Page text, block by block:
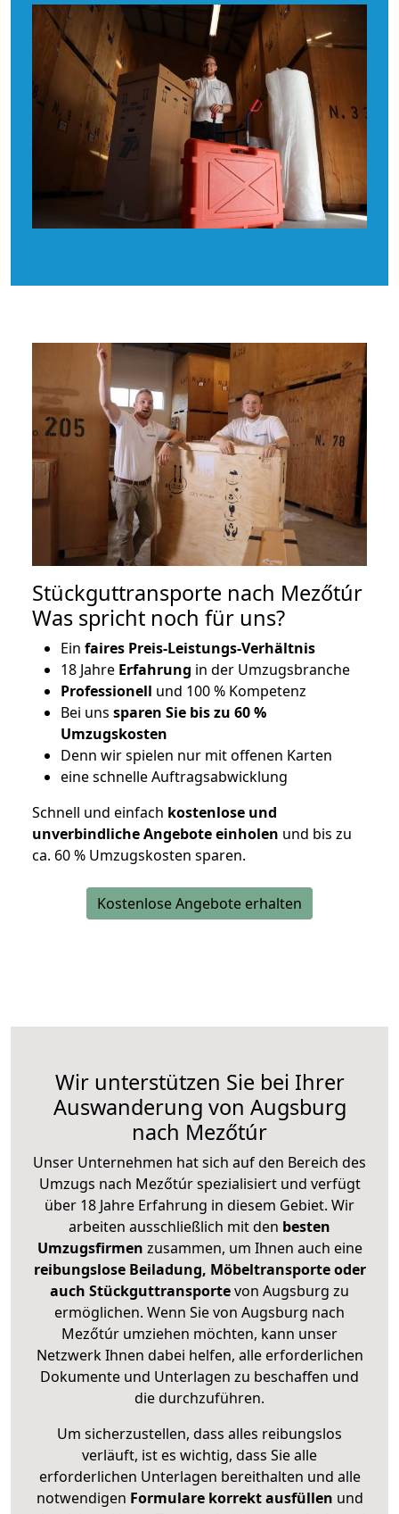
Stückguttransporte nach Mezőtúr
Was spricht noch für uns?
Ein faires Preis-Leistungs-Verhältnis
18 Jahre Erfahrung in der Umzugsbranche
Professionell und 100 % Kompetenz
Bei uns sparen Sie bis zu 60 %
Umzugskosten
Denn wir spielen nur mit offenen Karten
eine schnelle Auftragsabwicklung
Schnell und einfach kostenlose und
unverbindliche Angebote einholen und bis zu
ca. 60 % Umzugskosten sparen.
Kostenlose Angebote erhalten
Wir unterstützen Sie bei Ihrer
Auswanderung von Augsburg
nach Mezőtúr
Unser Unternehmen hat sich auf den Bereich des
Umzugs nach Mezőtúr spezialisiert und verfügt
über 18 Jahre Erfahrung in diesem Gebiet. Wir
arbeiten ausschließlich mit den besten
Umzugsfirmen zusammen, um Ihnen auch eine
reibungslose Beiladung, Möbeltransporte oder
auch Stückguttransportevon Augsburg zu
ermöglichen. Wenn Sie von Augsburg nach
Mezőtúr umziehen möchten, kann unser
Netzwerk Ihnen dabei helfen, alle erforderlichen
Dokumente und Unterlagen zu beschaffen und
die durchzuführen.
Um sicherzustellen, dass alles reibungslos
verläuft, ist es wichtig, dass Sie alle
erforderlichen Unterlagen bereithalten und alle
notwendigen Formulare korrekt ausfüllen und